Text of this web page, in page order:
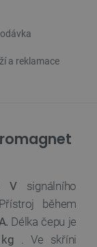
a reklamace
Vsignálního
během
Délka čepu je
. Ve skříni